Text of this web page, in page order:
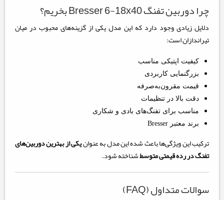
چرا دوربین تفنگ Bresser 6-18x40 بخریم؟
دلایل زیادی وجود دارد که این مدل یکی از گزینه‌های محبوب در میان
تیراندازان است:
کیفیت اپتیکی مناسب
بزرگنمایی کاربردی
قیمت مقرون‌به‌صرفه
دقت بالا در تنظیمات
مناسب برای تفنگ‌های بادی و شکاری
برند معتبر Bresser
ترکیب این ویژگی‌ها باعث شده این مدل به عنوانیکی از بهترین دوربین‌های
تفنگ در رده قیمتی متوسطشناخته شود.
سوالات متداول (FAQ)